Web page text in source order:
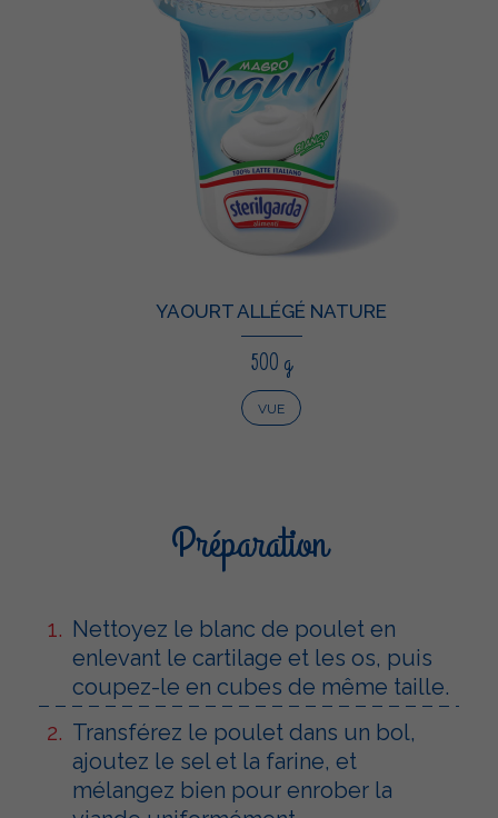
YAOURT ALLÉGÉ NATURE
500 g
VUE
Préparation
Nettoyez le blanc de poulet en
enlevant le cartilage et les os, puis
coupez-le en cubes de même taille.
Transférez le poulet dans un bol,
ajoutez le sel et la farine, et
mélangez bien pour enrober la